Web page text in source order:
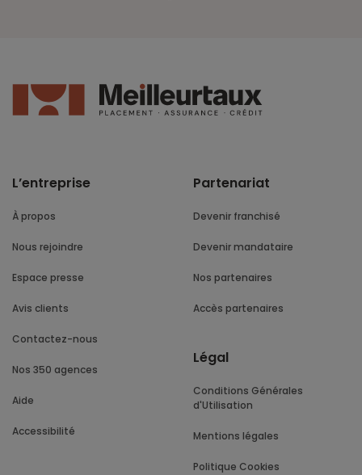
L’entreprise
À propos
Nous rejoindre
Espace presse
Avis clients
Contactez-nous
Nos 350 agences
Aide
Accessibilité
Partenariat
Devenir franchisé
Devenir mandataire
Nos partenaires
Accès partenaires
Légal
Conditions Générales
d'Utilisation
Mentions légales
Politique Cookies